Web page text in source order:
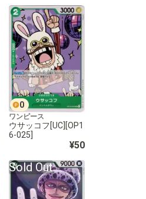
0
ワンピース
ウサッコフ[UC][OP1
6-025]
¥50
Sold Out